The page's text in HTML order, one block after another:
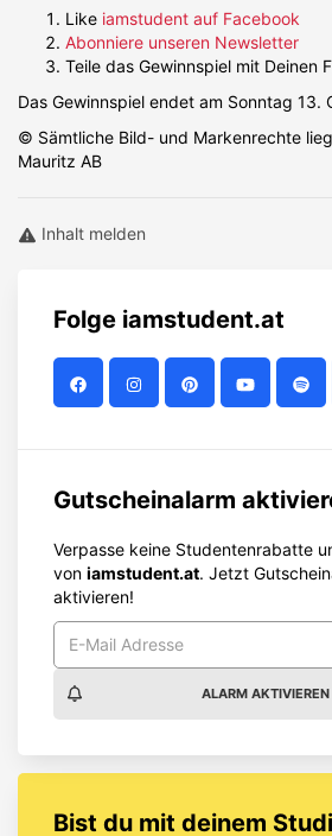
Like iamstudent auf Facebook
Abonniere unseren Newsletter
Teile das Gewinnspiel mit Deinen
Das Gewinnspiel endet am Sonntag 13.
© Sämtliche Bild- und Markenrechte
Mauritz AB
Inhalt melden
Folge iamstudent.at
Gutscheinalarm
Verpasse keine Studentenrabatte
von iamstudent.at. Jetzt
aktivieren!
ALARM AKTIVIEREN
Bist du mit deinem